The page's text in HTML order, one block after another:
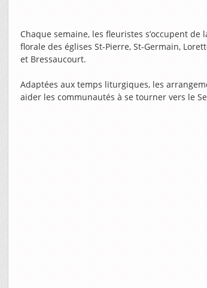
Chaque semaine, les fleuristes s’occupent de
florale des églises St-Pierre, St-Germain,
et Bressaucourt.
Adaptées aux temps liturgiques, les
aider les communautés à se tourner vers le